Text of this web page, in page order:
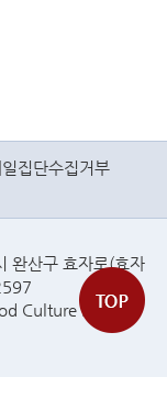
집단수집거부
완산구 효자로(효자
Culture Plaza